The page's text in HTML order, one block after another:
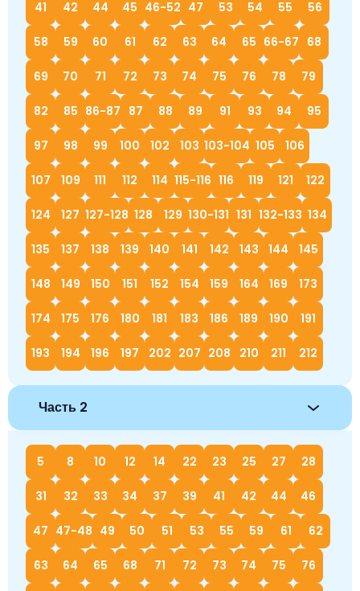
41 42 44 45 46-52 47 53 54 55 56
58 59 60 61 62 63 64 65 66-67 68
69 70 71 72 73 74 75 76 78 79
82 85 86-87 87 88 89 91 93 94 95
97 98 99 100 102 103 103-104 105 106
107 109 111 112 114 115-116 116 119 121 122
124 127 127-128 128 129 130-131 131 132-133 134
135 137 138 139 140 141 142 143 144 145
148 149 150 151 152 154 159 164 169 173
174 175 176 180 181 183 186 189 190 191
193 194 196 197 202 207 208 210 211 212
Часть 2
5 8 10 12 14 22 23 25 27 28
31 32 33 34 37 39 41 42 44 46
47 47-48 49 50 51 53 55 59 61 62
63 64 65 68 71 72 73 74 75 76